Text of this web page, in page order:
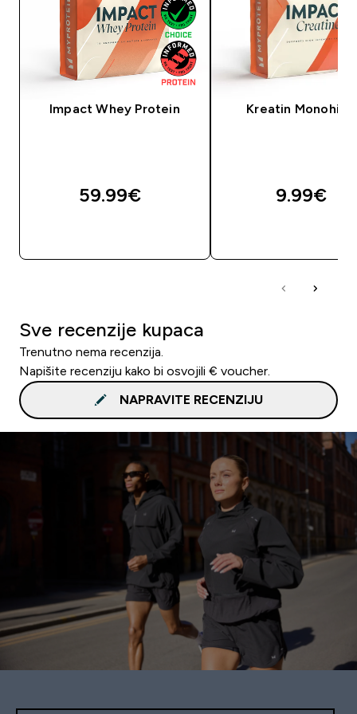
Impact Whey Protein
59.99€‎
Kreatin
9.99€‎
Sve recenzije kupaca
Trenutno nema recenzija.
Napišite recenziju kako bi osvojili € voucher.
NAPRAVITE RECENZIJU